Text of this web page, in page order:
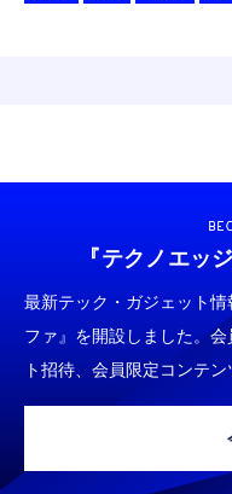
『テクノエッ
最新テック・ガジェット
ファ』を開設しました。
ト招待、会員限定コンテン